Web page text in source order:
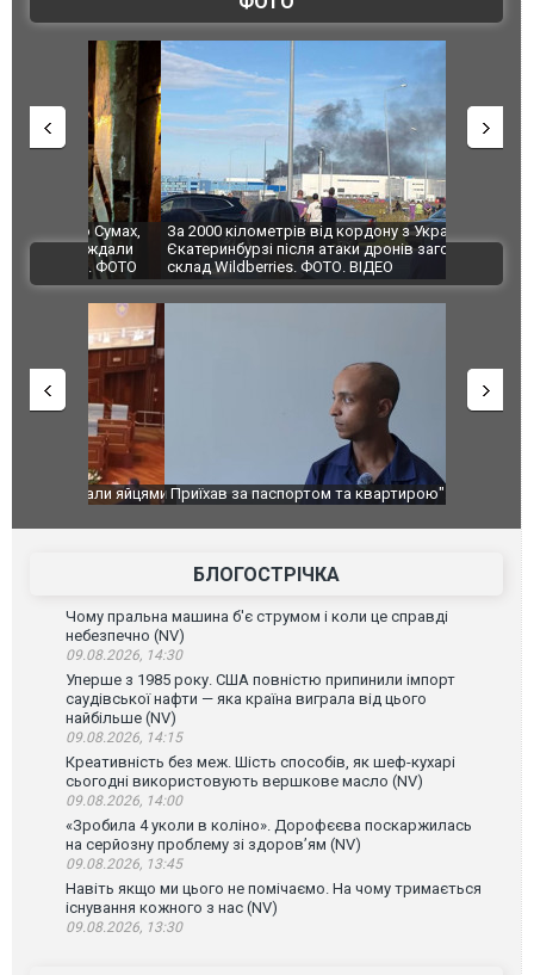
За 2000 кілометрів від кордону з Україною: в
Єкатеринбурзі після атаки дронів загорівся
склад Wildberries. ФОТО. ВІДЕО
"Мої
ВІДЕО
яйцями Приїхав за паспортом та квартирою": у полон
зіркового футболіста Мохамеда Салаха
Одесу
ураганним
БЛОГОСТРІЧКА
Чому пральна машина б'є струмом і коли це справді
небезпечно (NV)
09.08.2026, 14:30
Уперше з 1985 року. США повністю припинили імпорт
саудівської нафти — яка країна виграла від цього
найбільше (NV)
09.08.2026, 14:15
Креативність без меж. Шість способів, як шеф-кухарі
сьогодні використовують вершкове масло (NV)
09.08.2026, 14:00
«Зробила 4 уколи в коліно». Дорофєєва поскаржилась
на серйозну проблему зі здоров’ям (NV)
09.08.2026, 13:45
Навіть якщо ми цього не помічаємо. На чому тримається
існування кожного з нас (NV)
09.08.2026, 13:30